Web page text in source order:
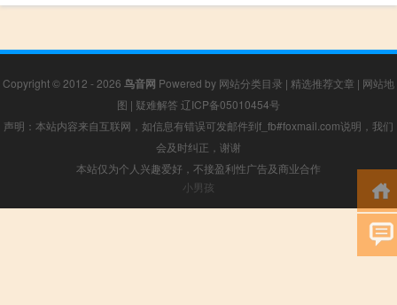
Copyright © 2012 - 2026 鸟音网 Powered by 网站分类目录 | 精选推荐文章 | 网站地
图 | 疑难解答 辽ICP备05010454号
声明：本站内容来自互联网，如信息有错误可发邮件到f_fb#foxmail.com说明，我们
会及时纠正，谢谢
本站仅为个人兴趣爱好，不接盈利性广告及商业合作
小男孩